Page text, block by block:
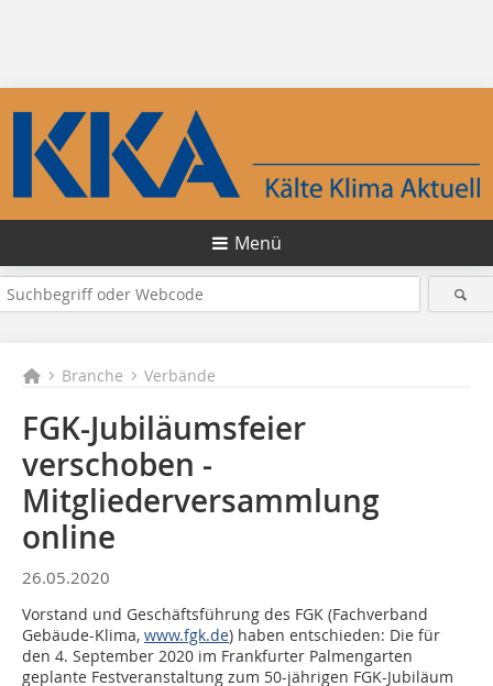
Menü
Branche Verbände
FGK-Jubiläumsfeier
verschoben -
Mitgliederversammlung
online
26.05.2020
Vorstand und Geschäftsführung des FGK (Fachverband
Gebäude-Klima, www.fgk.de) haben entschieden: Die für
den 4. September 2020 im Frankfurter Palmengarten
geplante Festveranstaltung zum 50-jährigen FGK-Jubiläum